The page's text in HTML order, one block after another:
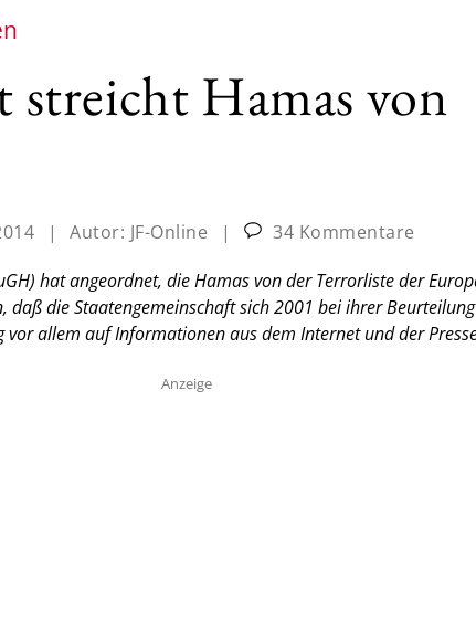
streicht Hamas von
| Autor: JF-Online |
34 Kommentare
hat angeordnet, die Hamas von der Terrorliste der
daß die Staatengemeinschaft sich 2001 bei ihrer
allem auf Informationen aus dem Internet und der
Anzeige